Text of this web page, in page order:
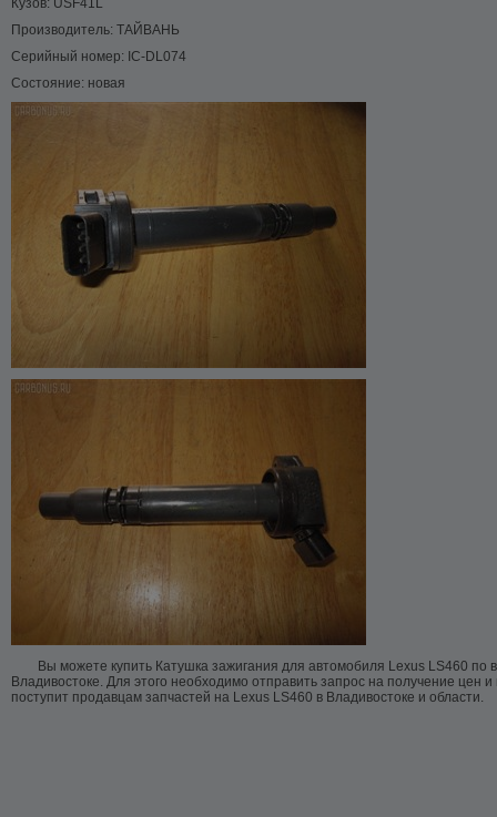
Кузов: USF41L
Производитель: ТАЙВАНЬ
Серийный номер: IC-DL074
Состояние: новая
Вы можете купить Катушка зажигания для автомобиля Lexus LS460 по
Владивостоке. Для этого необходимо отправить запрос на получение цен
поступит продавцам запчастей на Lexus LS460 в Владивостоке и области.